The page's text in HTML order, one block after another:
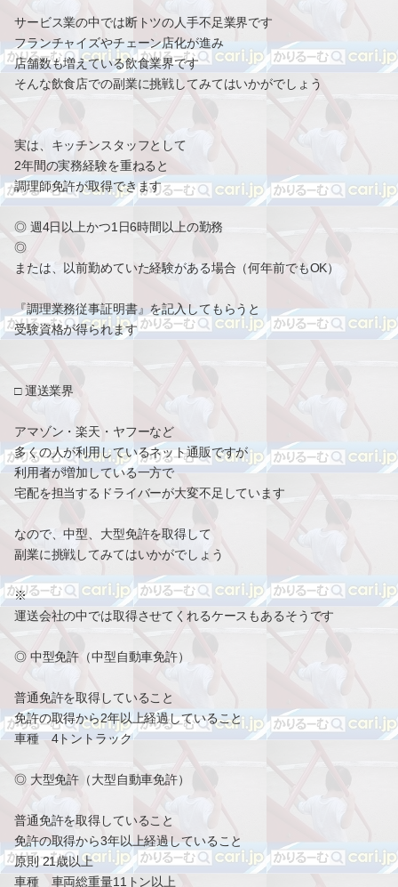
サービス業の中では断トツの人手不足業界です
フランチャイズやチェーン店化が進み
店舗数も増えている飲食業界です
そんな飲食店での副業に挑戦してみてはいかがでしょう
実は、キッチンスタッフとして
2年間の実務経験を重ねると
調理師免許が取得できます
◎ 週4日以上かつ1日6時間以上の勤務
◎
または、以前勤めていた経験がある場合（何年前でもOK）
『調理業務従事証明書』を記入してもらうと
受験資格が得られます
□ 運送業界
アマゾン・楽天・ヤフーなど
多くの人が利用しているネット通販ですが
利用者が増加している一方で
宅配を担当するドライバーが大変不足しています
なので、中型、大型免許を取得して
副業に挑戦してみてはいかがでしょう
※
運送会社の中では取得させてくれるケースもあるそうです
◎ 中型免許（中型自動車免許）
普通免許を取得していること
免許の取得から2年以上経過していること
車種 4トントラック
◎ 大型免許（大型自動車免許）
普通免許を取得していること
免許の取得から3年以上経過していること
原則 21歳以上
車種 車両総重量11トン以上